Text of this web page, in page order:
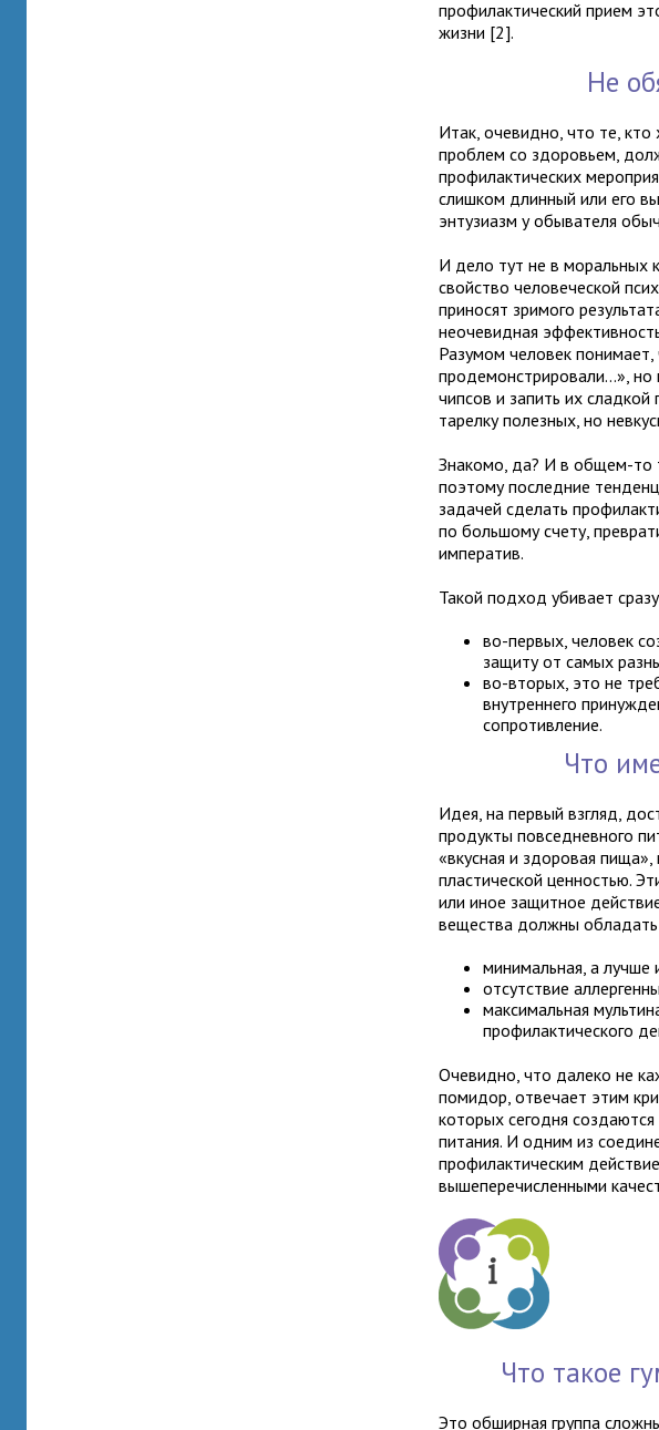
профилактический прием
жизни [2].
Не
Итак, очевидно, что те, кто
проблем со здоровьем,
профилактических
слишком длинный или его
энтузиазм у обывателя
И дело тут не в моральных
свойство человеческой
приносят зримого
неочевидная
Разумом человек понимает,
продемонстрировали...», но
чипсов и запить их сладкой
тарелку полезных, но
Знакомо, да? И в общем-то
поэтому последние
задачей сделать
по большому счету,
императив.
Такой подход убивает
во-первых, человек
защиту от самых
во-вторых, это не
внутреннего
сопротивление.
Что
Идея, на первый взгляд,
продукты повседневного
«вкусная и здоровая
пластической ценностью.
или иное защитное
вещества должны
минимальная, а лучше
отсутствие
максимальная
профилактического
Очевидно, что далеко не
помидор, отвечает этим
которых сегодня
питания. И одним из
профилактическим
вышеперечисленными
Что такое
Это обширная группа